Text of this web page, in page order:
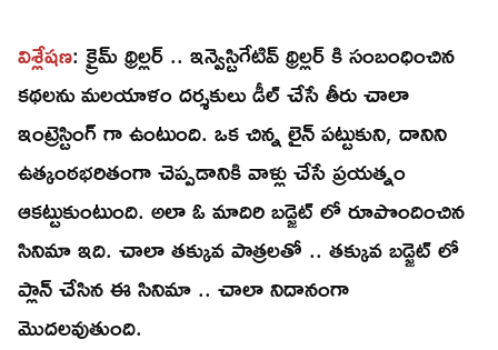
విశ్లేషణ: క్రైమ్ థ్రిల్లర్ .. ఇన్వెస్టిగేటివ్ థ్రిల్లర్ కి సంబంధించిన
కథలను మలయాళం దర్శకులు డీల్ చేసే తీరు చాలా
ఇంట్రెస్టింగ్ గా ఉంటుంది. ఒక చిన్న లైన్ పట్టుకుని, దానిని
ఉత్కంఠభరితంగా చెప్పడానికి వాళ్లు చేసే ప్రయత్నం
ఆకట్టుకుంటుంది. అలా ఓ మాదిరి బడ్జెట్ లో రూపొందించిన
సినిమా ఇది. చాలా తక్కువ పాత్రలతో .. తక్కువ బడ్జెట్ లో
ప్లాన్ చేసిన ఈ సినిమా .. చాలా నిదానంగా
మొదలవుతుంది.